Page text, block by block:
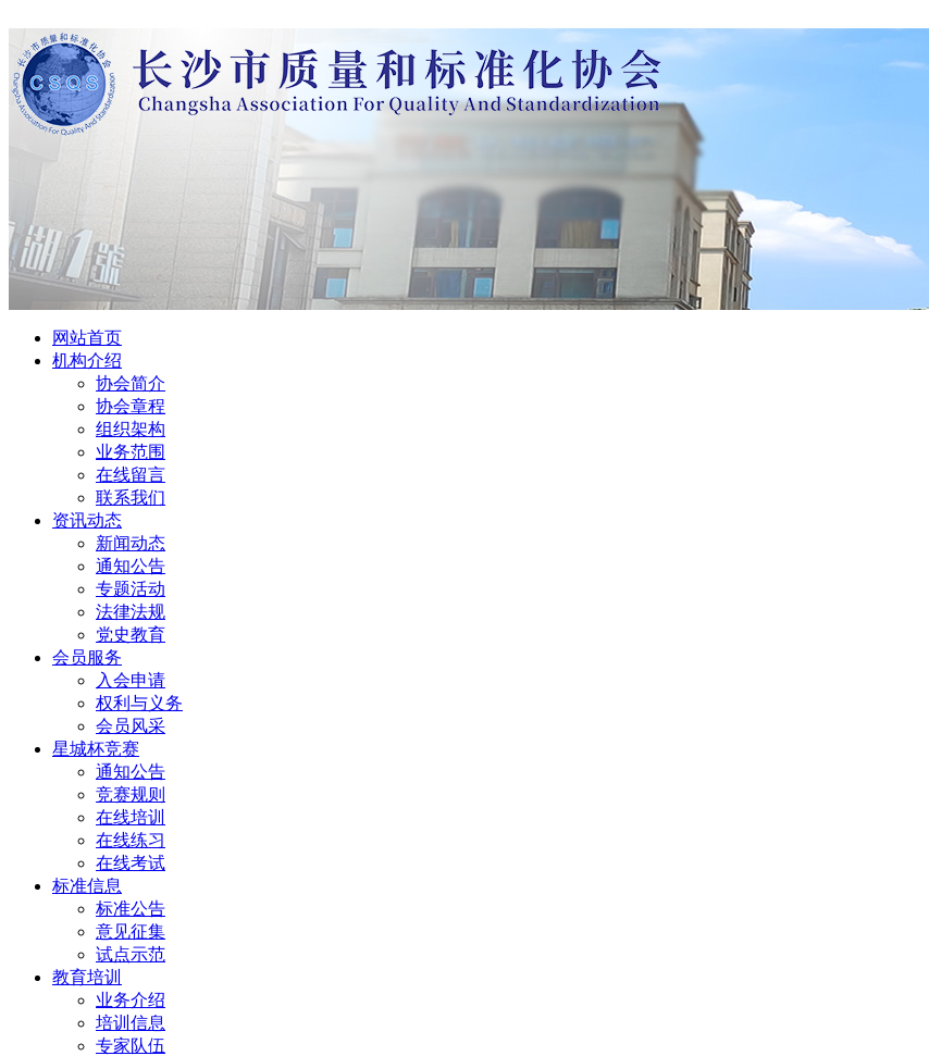
网站首页
机构介绍
协会简介
协会章程
组织架构
业务范围
在线留言
联系我们
资讯动态
新闻动态
通知公告
专题活动
法律法规
党史教育
会员服务
入会申请
权利与义务
会员风采
星城杯竞赛
通知公告
竞赛规则
在线培训
在线练习
在线考试
标准信息
标准公告
意见征集
试点示范
教育培训
业务介绍
培训信息
专家队伍